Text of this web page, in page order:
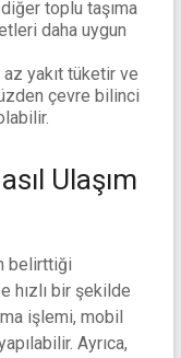
toplu taşıma
daha uygun
yakıt tüketir ve
çevre bilinci
Ulaşım
belirttiği
hızlı bir şekilde
işlemi, mobil
Ayrıca,